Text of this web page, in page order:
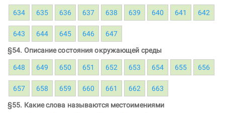
634 635 636 637 638 639 640 641 642
643 644 645 646 647
§54. Описание состояния окружающей среды
648 649 650 651 652 653 654 655 656
657 658 659 660 661 662 663
§55. Какие слова называются местоимениями